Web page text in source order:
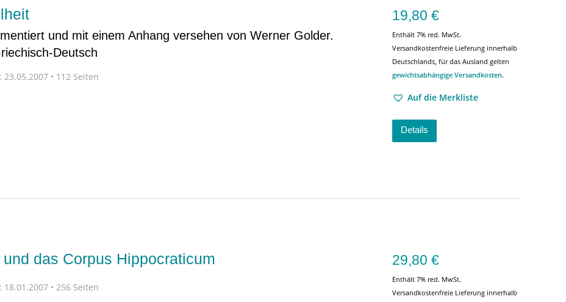
und mit einem Anhang versehen von Werner Golder.
Deutsch
23.05.2007 • 112 Seiten
19,80 €
Enthält 7% red. MwSt.
Versandkostenfreie Lieferung innerhalb
Deutschlands, für das Ausland gelten
gewichtsabhängige Versandkosten.
Auf die Merkliste
Details
das Corpus Hippocraticum
18.01.2007 • 256 Seiten
29,80 €
Enthält 7% red. MwSt.
Versandkostenfreie Lieferung innerhalb